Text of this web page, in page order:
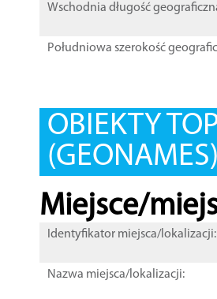
Wschodnia długość
Południowa szerokość
OBIEKTY
Miejsce/
Identyfikator miejsca/lokalizacji:
Nazwa miejsca/lokalizacji: